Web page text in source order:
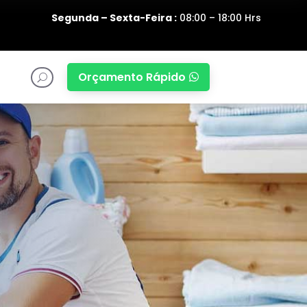
Segunda – Sexta-Feira :08:00 – 18:00 Hrs
U Orçamento Rápido 